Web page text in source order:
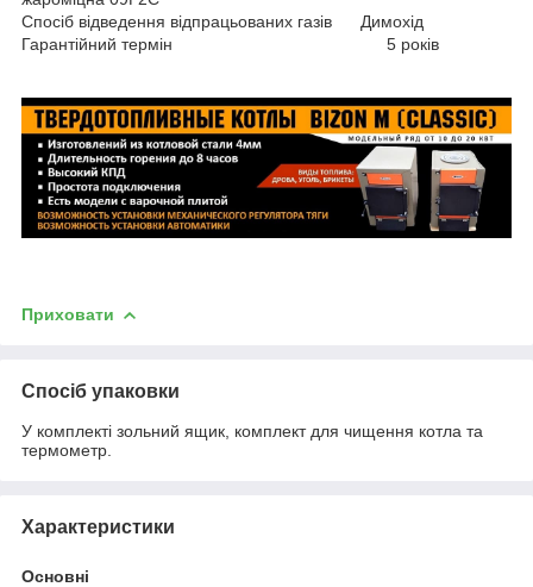
Спосіб відведення відпрацьованих газів Димохід
Гарантійний термін 5 років
Приховати
Спосіб упаковки
У комплекті зольний ящик, комплект для чищення котла та
термометр.
Характеристики
Основні